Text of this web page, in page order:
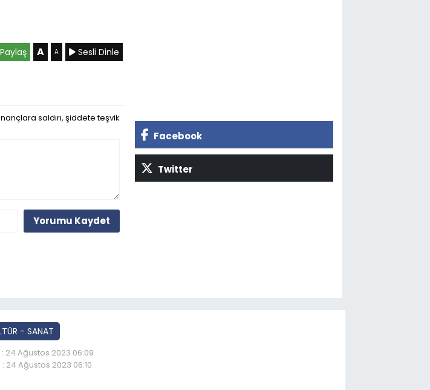
Paylaş A A Sesli Dinle
saldırı, şiddete teşvik
Yorumu Kaydet
Facebook
Twitter
- SANAT
24 Ağustos 2023 06:09
24 Ağustos 2023 06:10